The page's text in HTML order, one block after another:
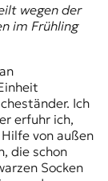
wegen der
im Frühling
Ich
erfuhr ich,
von außen
die schon
Socken